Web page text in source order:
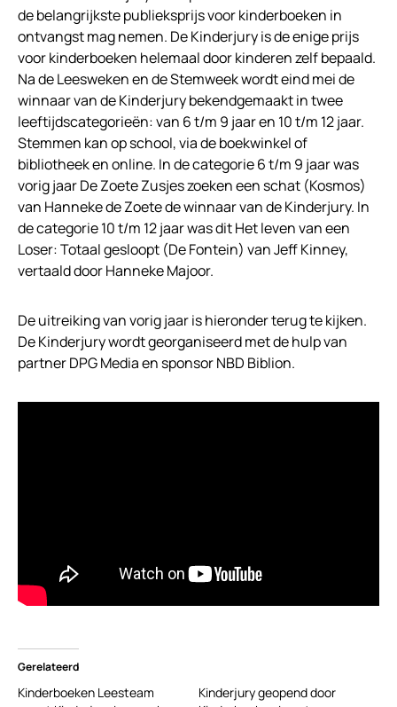
de belangrijkste publieksprijs voor kinderboeken in
ontvangst mag nemen. De Kinderjury is de enige prijs
voor kinderboeken helemaal door kinderen zelf bepaald.
Na de Leesweken en de Stemweek wordt eind mei de
winnaar van de Kinderjury bekendgemaakt in twee
leeftijdscategorieën: van 6 t/m 9 jaar en 10 t/m 12 jaar.
Stemmen kan op school, via de boekwinkel of
bibliotheek en online. In de categorie 6 t/m 9 jaar was
vorig jaar De Zoete Zusjes zoeken een schat (Kosmos)
van Hanneke de Zoete de winnaar van de Kinderjury. In
de categorie 10 t/m 12 jaar was dit Het leven van een
Loser: Totaal gesloopt (De Fontein) van Jeff Kinney,
vertaald door Hanneke Majoor.
De uitreiking van vorig jaar is hieronder terug te kijken.
De Kinderjury wordt georganiseerd met de hulp van
partner DPG Media en sponsor NBD Biblion.
Gerelateerd
Kinderboeken Leesteam
Kinderjury geopend door